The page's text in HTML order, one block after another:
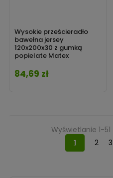
Wysokie prześcieradło
bawełna jersey
120x200x30 z gumką
popielate Matex
Cena
84,69 zł
Wyświetlanie 1-
1
2 3